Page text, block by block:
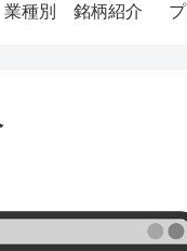
業種別 銘柄紹介